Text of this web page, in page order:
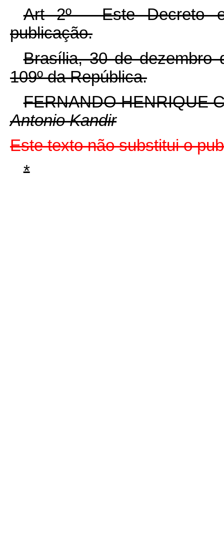
Art 2º - Este Decreto
publicação.
Brasília, 30 de dezembro
109º da República.
FERNANDO HENRIQUE
Antonio Kandir
Este texto não substitui o
*